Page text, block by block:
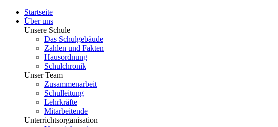
Startseite
Über uns
Unsere Schule
Das Schulgebäude
Zahlen und Fakten
Hausordnung
Schulchronik
Unser Team
Zusammenarbeit
Schulleitung
Lehrkräfte
Mitarbeitende
Unterrichtsorganisation